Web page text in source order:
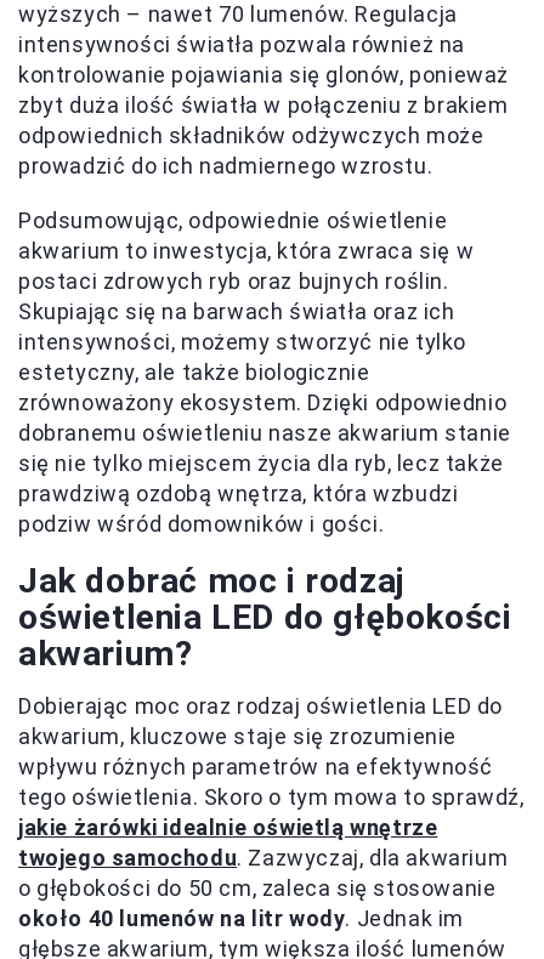
wyższych – nawet 70 lumenów. Regulacja
intensywności światła pozwala również na
kontrolowanie pojawiania się glonów, ponieważ
zbyt duża ilość światła w połączeniu z brakiem
odpowiednich składników odżywczych może
prowadzić do ich nadmiernego wzrostu.
Podsumowując, odpowiednie oświetlenie
akwarium to inwestycja, która zwraca się w
postaci zdrowych ryb oraz bujnych roślin.
Skupiając się na barwach światła oraz ich
intensywności, możemy stworzyć nie tylko
estetyczny, ale także biologicznie
zrównoważony ekosystem. Dzięki odpowiednio
dobranemu oświetleniu nasze akwarium stanie
się nie tylko miejscem życia dla ryb, lecz także
prawdziwą ozdobą wnętrza, która wzbudzi
podziw wśród domowników i gości.
Jak dobrać moc i rodzaj
oświetlenia LED do głębokości
akwarium?
Dobierając moc oraz rodzaj oświetlenia LED do
akwarium, kluczowe staje się zrozumienie
wpływu różnych parametrów na efektywność
tego oświetlenia. Skoro o tym mowa to sprawdź,
jakie żarówki idealnie oświetlą wnętrze
twojego samochodu. Zazwyczaj, dla akwarium
o głębokości do 50 cm, zaleca się stosowanie
około 40 lumenów na litr wody. Jednak im
głębsze akwarium, tym większa ilość lumenów